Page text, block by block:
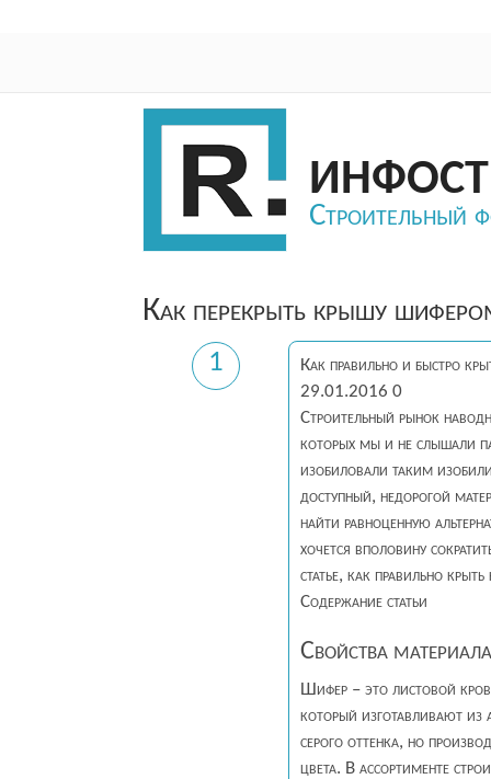
Строительный
Как перекрыть крышу
1
Как правильно и быстро
29.01.2016 0
Строительный рынок
которых мы и не слышали
изобиловали таким
доступный, недорогой
найти равноценную
хочется вполовину
статье, как правильно
Содержание статьи
Свойства материала
Шифер – это листовой
который изготавливают из
серого оттенка, но
цвета. В ассортименте